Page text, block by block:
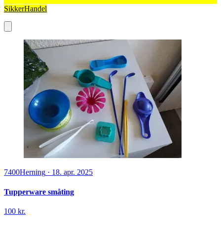
SikkerHandel
7400Herning · 18. apr. 2025
Tupperware småting
100 kr.